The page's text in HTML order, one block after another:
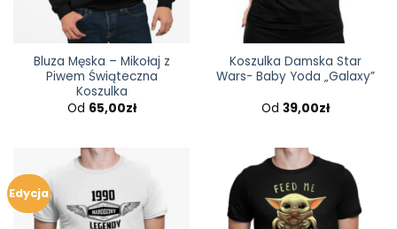
Bluza Męska – Mikołaj z
Piwem Świąteczna
Koszulka
Od 65,00zł
Koszulka Damska Star
Wars- Baby Yoda „Galaxy”
Od 39,00zł
Edycja